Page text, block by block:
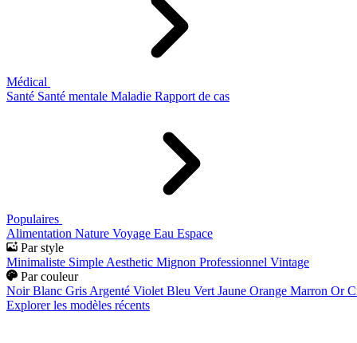
Médical
Santé Santé mentale Maladie Rapport de cas
Populaires
Alimentation Nature Voyage Eau Espace
Par style
Minimaliste Simple Aesthetic Mignon Professionnel Vintage
Par couleur
Noir Blanc Gris Argenté Violet Bleu Vert Jaune Orange Marron Or
Explorer les modèles récents